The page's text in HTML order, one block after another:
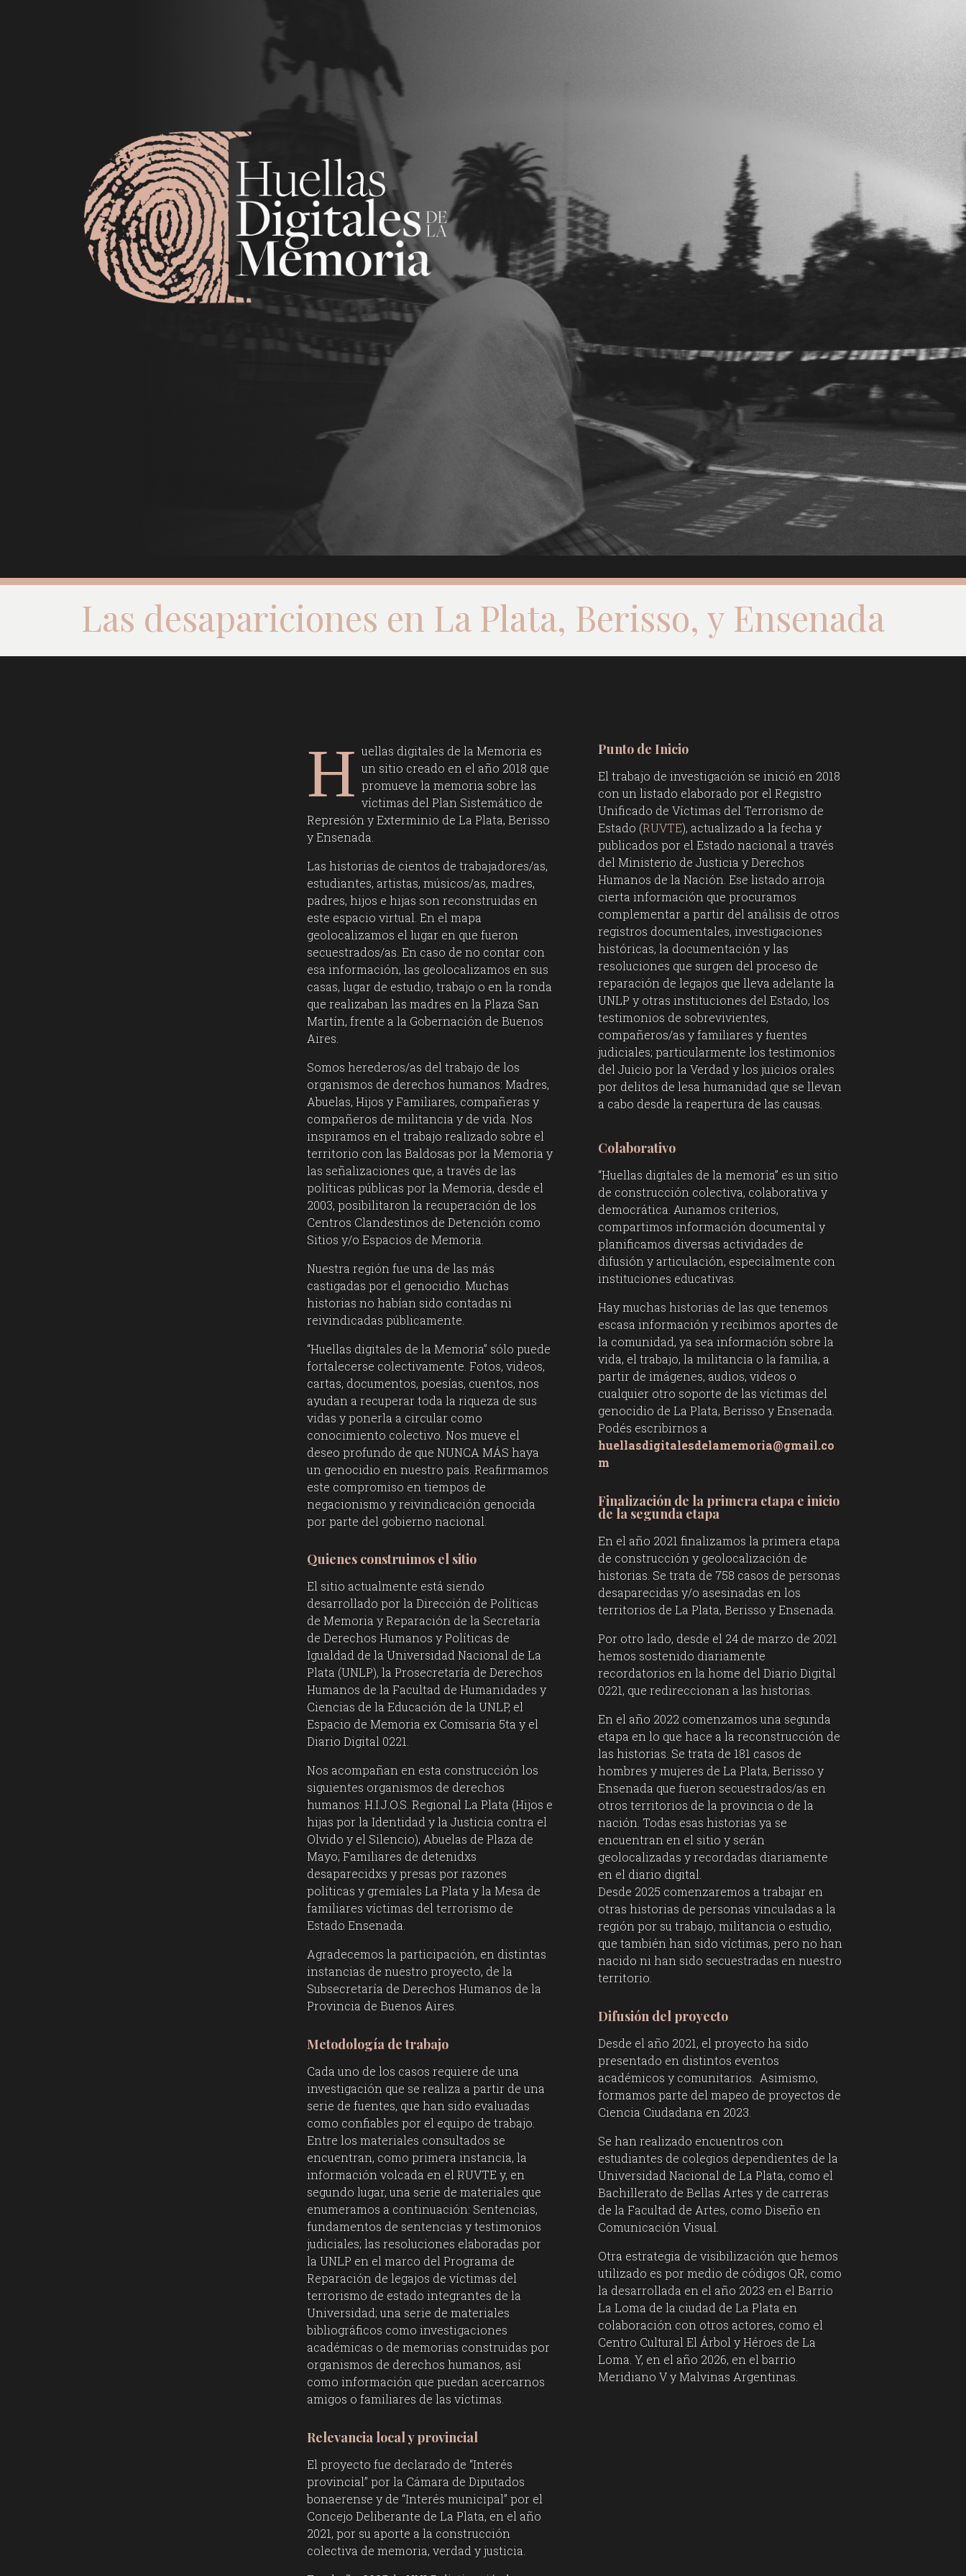
Las desapariciones en La Plata, Berisso, y Ensenada
H uellas digitales de la Memoria es
un sitio creado en el año 2018 que
promueve la memoria sobre las
víctimas del Plan Sistemático de
Represión y Exterminio de La Plata, Berisso
y Ensenada.
Las historias de cientos de trabajadores/as,
estudiantes, artistas, músicos/as, madres,
padres, hijos e hijas son reconstruidas en
este espacio virtual. En el mapa
geolocalizamos el lugar en que fueron
secuestrados/as. En caso de no contar con
esa información, las geolocalizamos en sus
casas, lugar de estudio, trabajo o en la ronda
que realizaban las madres en la Plaza San
Martín, frente a la Gobernación de Buenos
Aires.
Somos herederos/as del trabajo de los
organismos de derechos humanos: Madres,
Abuelas, Hijos y Familiares, compañeras y
compañeros de militancia y de vida. Nos
inspiramos en el trabajo realizado sobre el
territorio con las Baldosas por la Memoria y
las señalizaciones que, a través de las
políticas públicas por la Memoria, desde el
2003, posibilitaron la recuperación de los
Centros Clandestinos de Detención como
Sitios y/o Espacios de Memoria.
Nuestra región fue una de las más
castigadas por el genocidio. Muchas
historias no habían sido contadas ni
reivindicadas públicamente.
“Huellas digitales de la Memoria” sólo puede
fortalecerse colectivamente. Fotos, videos,
cartas, documentos, poesías, cuentos, nos
ayudan a recuperar toda la riqueza de sus
vidas y ponerla a circular como
conocimiento colectivo. Nos mueve el
deseo profundo de que NUNCA MÁS haya
un genocidio en nuestro país. Reafirmamos
este compromiso en tiempos de
negacionismo y reivindicación genocida
por parte del gobierno nacional.
Quienes construimos el sitio
El sitio actualmente está siendo
desarrollado por la Dirección de Políticas
de Memoria y Reparación de la Secretaría
de Derechos Humanos y Políticas de
Igualdad de la Universidad Nacional de La
Plata (UNLP), la Prosecretaría de Derechos
Humanos de la Facultad de Humanidades y
Ciencias de la Educación de la UNLP, el
Espacio de Memoria ex Comisaria 5ta y el
Diario Digital 0221.
Nos acompañan en esta construcción los
siguientes organismos de derechos
humanos: H.I.J.O.S. Regional La Plata (Hijos e
hijas por la Identidad y la Justicia contra el
Olvido y el Silencio), Abuelas de Plaza de
Mayo; Familiares de detenidxs
desaparecidxs y presas por razones
políticas y gremiales La Plata y la Mesa de
familiares víctimas del terrorismo de
Estado Ensenada.
Agradecemos la participación, en distintas
instancias de nuestro proyecto, de la
Subsecretaría de Derechos Humanos de la
Provincia de Buenos Aires.
Metodología de trabajo
Cada uno de los casos requiere de una
investigación que se realiza a partir de una
serie de fuentes, que han sido evaluadas
como confiables por el equipo de trabajo.
Entre los materiales consultados se
encuentran, como primera instancia, la
información volcada en el RUVTE y, en
segundo lugar, una serie de materiales que
enumeramos a continuación: Sentencias,
fundamentos de sentencias y testimonios
judiciales; las resoluciones elaboradas por
la UNLP en el marco del Programa de
Reparación de legajos de víctimas del
terrorismo de estado integrantes de la
Universidad; una serie de materiales
bibliográficos como investigaciones
académicas o de memorias construidas por
organismos de derechos humanos, así
como información que puedan acercarnos
amigos o familiares de las víctimas.
Relevancia local y provincial
El proyecto fue declarado de “Interés
provincial” por la Cámara de Diputados
bonaerense y de “Interés municipal” por el
Concejo Deliberante de La Plata, en el año
2021, por su aporte a la construcción
colectiva de memoria, verdad y justicia.
Punto de Inicio
El trabajo de investigación se inició en 2018
con un listado elaborado por el Registro
Unificado de Víctimas del Terrorismo de
Estado (RUVTE), actualizado a la fecha y
publicados por el Estado nacional a través
del Ministerio de Justicia y Derechos
Humanos de la Nación. Ese listado arroja
cierta información que procuramos
complementar a partir del análisis de otros
registros documentales, investigaciones
históricas, la documentación y las
resoluciones que surgen del proceso de
reparación de legajos que lleva adelante la
UNLP y otras instituciones del Estado, los
testimonios de sobrevivientes,
compañeros/as y familiares y fuentes
judiciales; particularmente los testimonios
del Juicio por la Verdad y los juicios orales
por delitos de lesa humanidad que se llevan
a cabo desde la reapertura de las causas.
Colaborativo
“Huellas digitales de la memoria” es un sitio
de construcción colectiva, colaborativa y
democrática. Aunamos criterios,
compartimos información documental y
planificamos diversas actividades de
difusión y articulación, especialmente con
instituciones educativas.
Hay muchas historias de las que tenemos
escasa información y recibimos aportes de
la comunidad, ya sea información sobre la
vida, el trabajo, la militancia o la familia, a
partir de imágenes, audios, videos o
cualquier otro soporte de las víctimas del
genocidio de La Plata, Berisso y Ensenada.
Podés escribirnos a
huellasdigitalesdelamemoria@gmail.co
m
Finalización de la primera etapa e inicio
de la segunda etapa
En el año 2021 finalizamos la primera etapa
de construcción y geolocalización de
historias. Se trata de 758 casos de personas
desaparecidas y/o asesinadas en los
territorios de La Plata, Berisso y Ensenada.
Por otro lado, desde el 24 de marzo de 2021
hemos sostenido diariamente
recordatorios en la home del Diario Digital
0221, que redireccionan a las historias.
En el año 2022 comenzamos una segunda
etapa en lo que hace a la reconstrucción de
las historias. Se trata de 181 casos de
hombres y mujeres de La Plata, Berisso y
Ensenada que fueron secuestrados/as en
otros territorios de la provincia o de la
nación. Todas esas historias ya se
encuentran en el sitio y serán
geolocalizadas y recordadas diariamente
en el diario digital.
Desde 2025 comenzaremos a trabajar en
otras historias de personas vinculadas a la
región por su trabajo, militancia o estudio,
que también han sido víctimas, pero no han
nacido ni han sido secuestradas en nuestro
territorio.
Difusión del proyecto
Desde el año 2021, el proyecto ha sido
presentado en distintos eventos
académicos y comunitarios. Asimismo,
formamos parte del mapeo de proyectos de
Ciencia Ciudadana en 2023.
Se han realizado encuentros con
estudiantes de colegios dependientes de la
Universidad Nacional de La Plata, como el
Bachillerato de Bellas Artes y de carreras
de la Facultad de Artes, como Diseño en
Comunicación Visual.
Otra estrategia de visibilización que hemos
utilizado es por medio de códigos QR, como
la desarrollada en el año 2023 en el Barrio
La Loma de la ciudad de La Plata en
colaboración con otros actores, como el
Centro Cultural El Árbol y Héroes de La
Loma. Y, en el año 2026, en el barrio
Meridiano V y Malvinas Argentinas.